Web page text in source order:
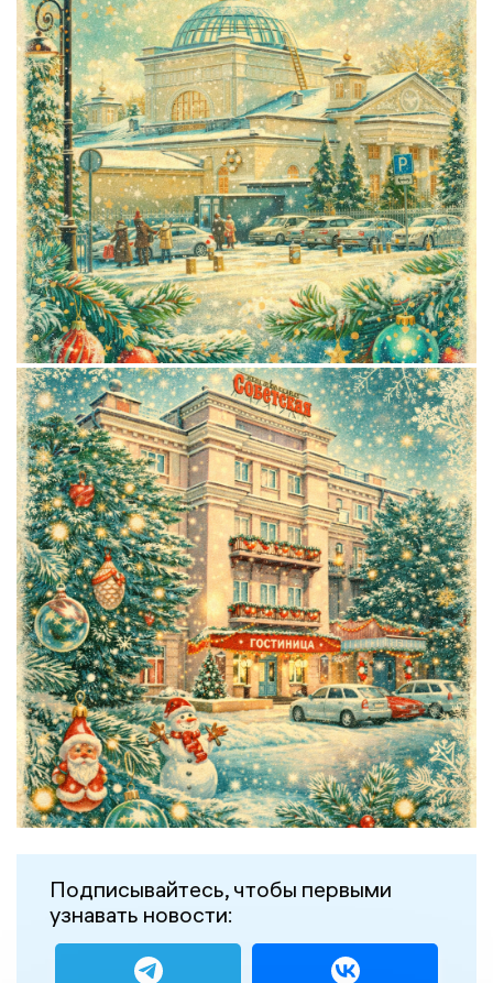
Подписывайтесь, чтобы первыми
узнавать новости: